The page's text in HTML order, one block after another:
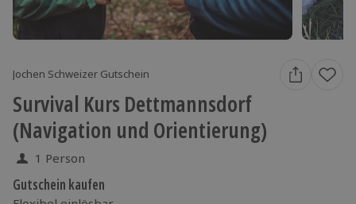
Jochen Schweizer Gutschein
Survival Kurs Dettmannsdorf
(Navigation und Orientierung)
1 Person
Gutschein kaufen